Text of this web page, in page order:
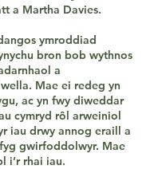
a Martha Davies.
ymroddiad
bron bob wythnos
a
Mae ei redeg yn
ac yn fwy diweddar
cymryd rôl arweiniol
iau drwy annog eraill a
gwirfoddolwyr. Mae
i’r rhai iau.